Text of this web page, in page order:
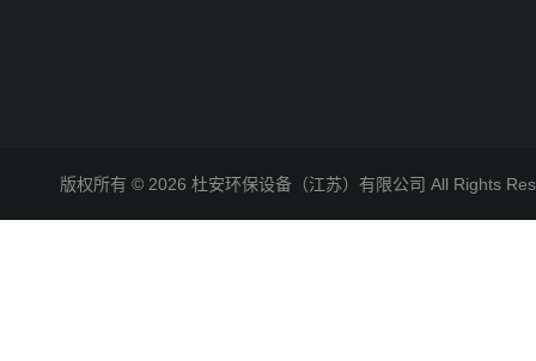
版权所有 © 2026 杜安环保设备（江苏）有限公司 All Rights